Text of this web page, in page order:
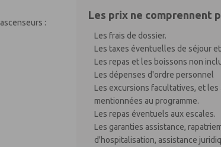
:
Les prix ne comprennent
Les frais de dossier.
Les taxes éventuelles de séjour
Les repas et les boissons non
Les dépenses d'ordre personnel
Les excursions facultatives, et les
mentionnées au programme.
Les repas éventuels aux escales.
Les garanties assistance,
d'hospitalisation, assistance